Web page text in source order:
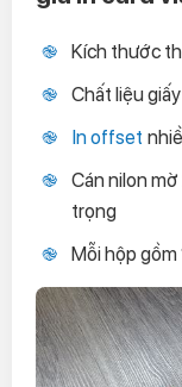
Kích thước
Chất liệu
In offset
Cán nilon
trọng
Mỗi hộp